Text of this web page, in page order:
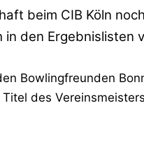
beim CIB Köln
den
Bowlingfreunden
des